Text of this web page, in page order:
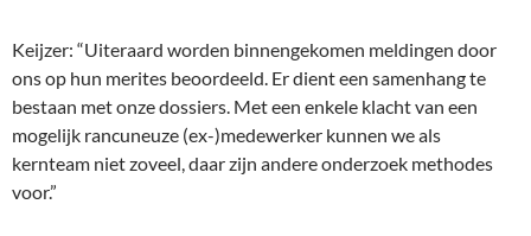
Keijzer: “Uiteraard worden binnengekomen meldingen door
ons op hun merites beoordeeld. Er dient een samenhang te
bestaan met onze dossiers. Met een enkele klacht van een
mogelijk rancuneuze (ex-)medewerker kunnen we als
kernteam niet zoveel, daar zijn andere onderzoek methodes
voor.”